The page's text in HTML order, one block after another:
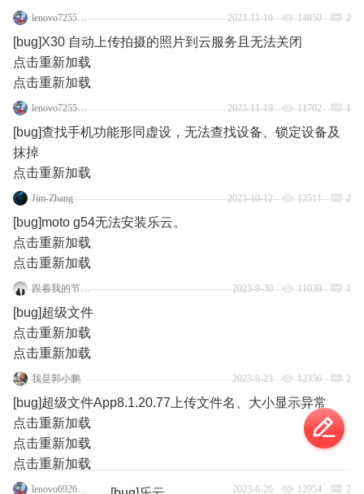
lenovo72558450 2023-11-19 14850 2
[bug]X30 自动上传拍摄的照片到云服务且无法关闭
点击重新加载
点击重新加载
lenovo72558450 2023-11-19 11702 1
[bug]查找手机功能形同虚设，无法查找设备、锁定设备及
抹掉
点击重新加载
Jim-Zhang 2023-10-12 12511 2
[bug]moto g54无法安装乐云。
点击重新加载
点击重新加载
跟着我的节奏嗨起来 2023-9-30 11039 1
[bug]超级文件
点击重新加载
点击重新加载
我是郭小鹏 2023-9-23 12356 2
[bug]超级文件App8.1.20.77上传文件名、大小显示异常
点击重新加载
点击重新加载
点击重新加载
lenovo69263457 2023-6-26 12954 2